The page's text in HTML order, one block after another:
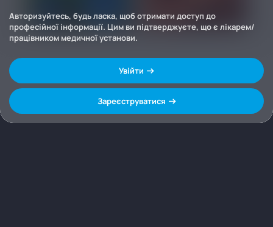
Авторизуйтесь, будь ласка, щоб отримати доступ до
професійної інформації. Цим ви підтверджуєте, що є лікарем/
працівником медичної установи.
Увійти
Зареєструватися